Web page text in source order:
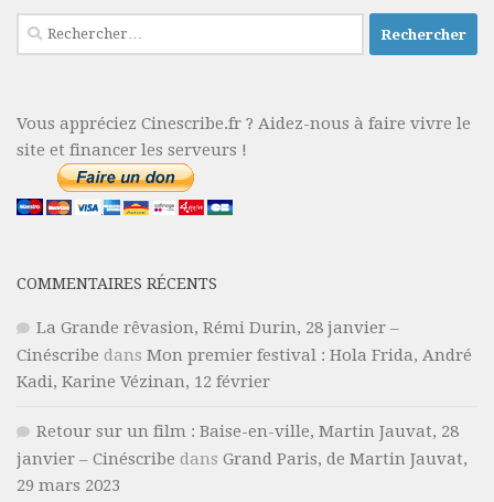
Rechercher :
Vous appréciez Cinescribe.fr ? Aidez-nous à faire vivre le
site et financer les serveurs !
COMMENTAIRES RÉCENTS
La Grande rêvasion, Rémi Durin, 28 janvier –
Cinéscribe dans Mon premier festival : Hola Frida, André
Kadi, Karine Vézinan, 12 février
Retour sur un film : Baise-en-ville, Martin Jauvat, 28
janvier – Cinéscribe dans Grand Paris, de Martin Jauvat,
29 mars 2023